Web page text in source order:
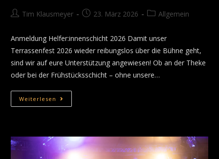
Tim Klausmeyer 23. März 2026 Allgemein
Anmeldung Helfer:innenschicht 2026 Damit unser
Terrassenfest 2026 wieder reibungslos über die Bühne geht,
sind wir auf eure Unterstützung angewiesen! Ob an der Theke
oder bei der Frühstücksschicht – ohne unsere…
Weiterlesen